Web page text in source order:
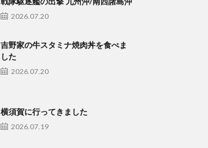
2026.07.20
吉野家の牛スタミナ焼肉丼を食べま
した
2026.07.20
横須賀に行ってきました
2026.07.19